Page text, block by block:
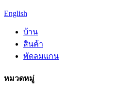
English
บ้าน
สินค้า
พัดลมแกน
หมวดหมู่